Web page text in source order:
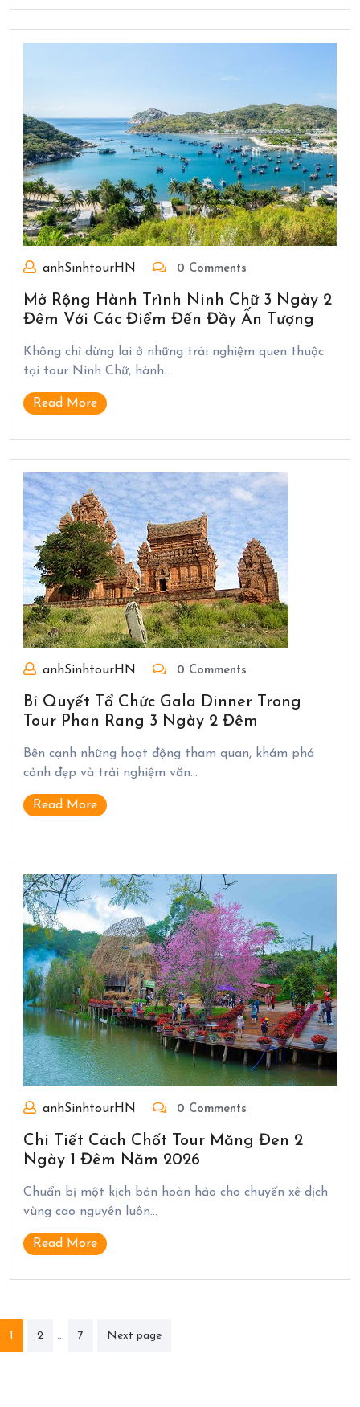
anhSinhtourHN 0 Comments
Mở Rộng Hành Trình Ninh Chữ 3 Ngày 2
Đêm Với Các Điểm Đến Đầy Ấn Tượng
Không chỉ dừng lại ở những trải nghiệm quen thuộc
tại tour Ninh Chữ, hành…
Read More
anhSinhtourHN 0 Comments
Bí Quyết Tổ Chức Gala Dinner Trong
Tour Phan Rang 3 Ngày 2 Đêm
Bên cạnh những hoạt động tham quan, khám phá
cảnh đẹp và trải nghiệm văn…
Read More
anhSinhtourHN 0 Comments
Chi Tiết Cách Chốt Tour Măng Đen 2
Ngày 1 Đêm Năm 2026
Chuẩn bị một kịch bản hoàn hảo cho chuyến xê dịch
vùng cao nguyên luôn…
Read More
Phân
trang
1 2 … 7 Next page